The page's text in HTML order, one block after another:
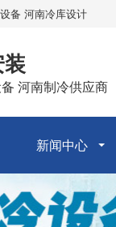
备 河南冷库设计
河南制冷供应商
新闻中心